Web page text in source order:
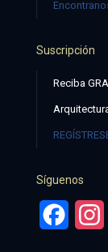
Suscripción
Reciba
Síguenos